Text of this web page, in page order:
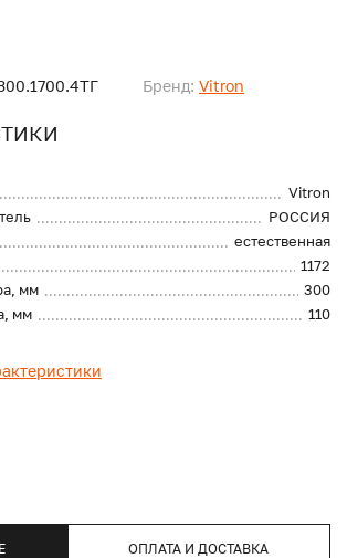
Бренд: Vitron
Vitron
РОССИЯ
естественная
1172
мм
300
мм
110
ОПЛАТА И ДОСТАВКА